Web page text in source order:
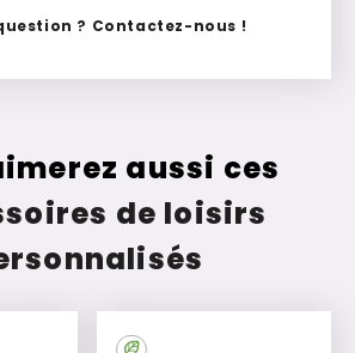
? Contactez-nous !
aussi ces
de loisirs